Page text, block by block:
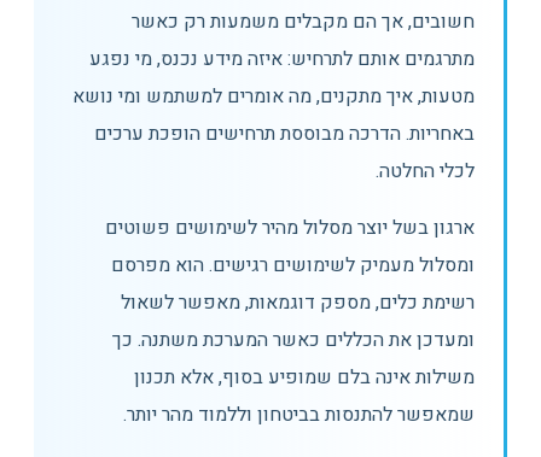
חשובים, אך הם מקבלים משמעות רק כאשר
מתרגמים אותם לתרחיש: איזה מידע נכנס, מי נפגע
מטעות, איך מתקנים, מה אומרים למשתמש ומי נושא
באחריות. הדרכה מבוססת תרחישים הופכת ערכים
לכלי החלטה.
ארגון בשל יוצר מסלול מהיר לשימושים פשוטים
ומסלול מעמיק לשימושים רגישים. הוא מפרסם
רשימת כלים, מספק דוגמאות, מאפשר לשאול
ומעדכן את הכללים כאשר המערכת משתנה. כך
משילות אינה בלם שמופיע בסוף, אלא תכנון
שמאפשר להתנסות בביטחון וללמוד מהר יותר.